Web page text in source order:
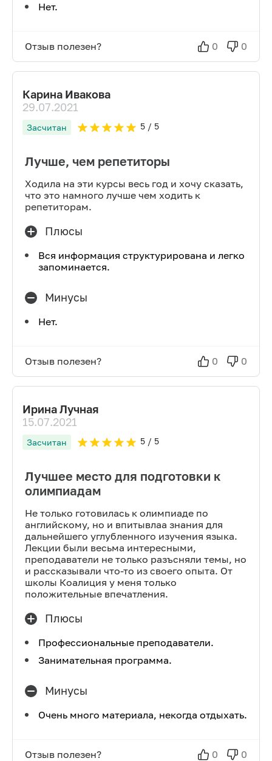
Нет.
Отзыв полезен? 0 0
Карина Ивакова
29.07.2021
Засчитан 5/ 5
Лучше, чем репетиторы
Ходила на эти курсы весь год и хочу сказать,
что это намного лучше чем ходить к
репетиторам.
Плюсы
Вся информация структурирована и легко
запоминается.
Минусы
Нет.
Отзыв полезен? 0 0
Ирина Лучная
15.07.2021
Засчитан 5/ 5
Лучшее место для подготовки к
олимпиадам
Не только готовилась к олимпиаде по
английскому, но и впитывлаа знания для
дальнейшего углубленного изучения языка.
Лекции были весьма интересными,
преподаватели не только разъсняли темы, но
и рассказывали что-то из своего опыта. От
школы Коалиция у меня только
положительные впечатления.
Плюсы
Профессиональные преподаватели.
Занимательная программа.
Минусы
Очень много материала, некогда отдыхать.
Отзыв полезен? 0 0